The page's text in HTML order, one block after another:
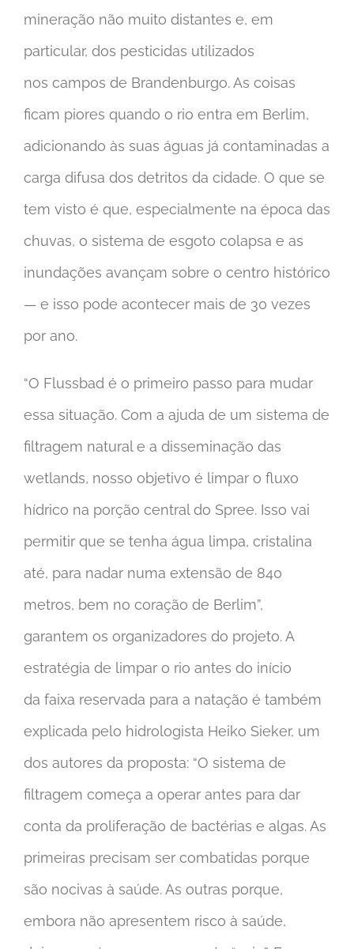
mineração não muito distantes e, em
particular, dos pesticidas utilizados
nos campos de Brandenburgo. As coisas
ficam piores quando o rio entra em Berlim,
adicionando às suas águas já contaminadas a
carga difusa dos detritos da cidade. O que se
tem visto é que, especialmente na época das
chuvas, o sistema de esgoto colapsa e as
inundações avançam sobre o centro histórico
— e isso pode acontecer mais de 30 vezes
por ano.
“O Flussbad é o primeiro passo para mudar
essa situação. Com a ajuda de um sistema de
filtragem natural e a disseminação das
wetlands, nosso objetivo é limpar o fluxo
hídrico na porção central do Spree. Isso vai
permitir que se tenha água limpa, cristalina
até, para nadar numa extensão de 840
metros, bem no coração de Berlim”,
garantem os organizadores do projeto. A
estratégia de limpar o rio antes do início
da faixa reservada para a natação é também
explicada pelo hidrologista Heiko Sieker, um
dos autores da proposta: “O sistema de
filtragem começa a operar antes para dar
conta da proliferação de bactérias e algas. As
primeiras precisam ser combatidas porque
são nocivas à saúde. As outras porque,
embora não apresentem risco à saúde,